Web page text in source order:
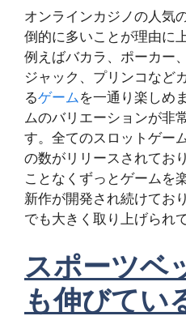
オンラインカジノの人気
倒的に多いことが理由に
例えばバカラ、ポーカー
ジャック、プリンコなど
るゲームを一通り楽しめ
ムのバリエーションが非
す。全てのスロットゲー
の数がリリースされてお
ことなくずっとゲームを
新作が開発され続けてお
でも大きく取り上げられ
スポーツベ
も伸びてい